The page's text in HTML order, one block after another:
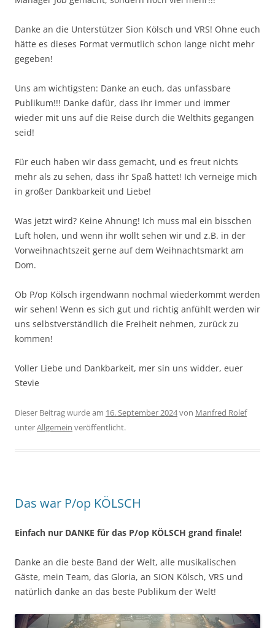
Danke an die Unterstützer Sion Kölsch und VRS! Ohne euch
hätte es dieses Format vermutlich schon lange nicht mehr
gegeben!
Uns am wichtigsten: Danke an euch, das unfassbare
Publikum!!! Danke dafür, dass ihr immer und immer
wieder mit uns auf die Reise durch die Welthits gegangen
seid!
Für euch haben wir dass gemacht, und es freut nichts
mehr als zu sehen, dass ihr Spaß hattet! Ich verneige mich
in großer Dankbarkeit und Liebe!
Was jetzt wird? Keine Ahnung! Ich muss mal ein bisschen
Luft holen, und wenn ihr wollt sehen wir und z.B. in der
Vorweihnachtszeit gerne auf dem Weihnachtsmarkt am
Dom.
Ob P/op Kölsch irgendwann nochmal wiederkommt werden
wir sehen! Wenn es sich gut und richtig anfühlt werden wir
uns selbstverständlich die Freiheit nehmen, zurück zu
kommen!
Voller Liebe und Dankbarkeit, mer sin uns widder, euer
Stevie
Dieser Beitrag wurde am 16. September 2024von Manfred Rolef
unterAllgemein veröffentlicht.
Das war P/op KÖLSCH
Einfach nur DANKE für das P/op KÖLSCH grand finale!
Danke an die beste Band der Welt, alle musikalischen
Gäste, mein Team, das Gloria, an SION Kölsch, VRS und
natürlich danke an das beste Publikum der Welt!